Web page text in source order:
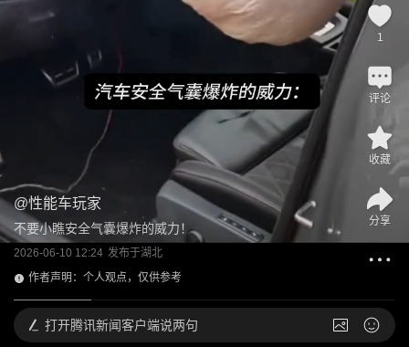
@性能车玩家
不要小瞧安全气囊爆炸的威力！
2026-06-10 12:24 发布于湖北
作者声明：个人观点，仅供参考
1
评论
收藏
分享
打开腾讯新闻客户端说两句